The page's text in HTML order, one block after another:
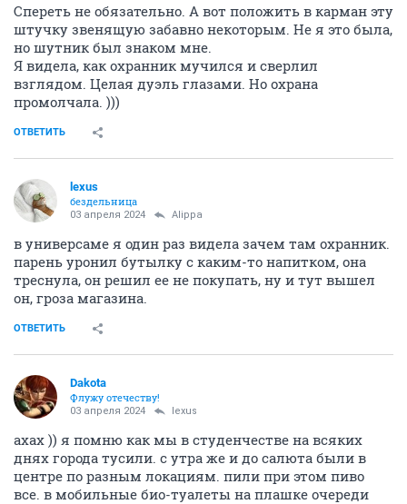
Спереть не обязательно. А вот положить в карман эту
штучку звенящую забавно некоторым. Не я это была,
но шутник был знаком мне.
Я видела, как охранник мучился и сверлил
взглядом. Целая дуэль глазами. Но охрана
промолчала. )))
ОТВЕТИТЬ
lexus
бездельница
03 апреля 2024 Alippa
в универсаме я один раз видела зачем там охранник.
парень уронил бутылку с каким-то напитком, она
треснула, он решил ее не покупать, ну и тут вышел
он, гроза магазина.
ОТВЕТИТЬ
Dаkota
Флужу отечеству!
03 апреля 2024 lexus
ахах )) я помню как мы в студенчестве на всяких
днях города тусили. с утра же и до салюта были в
центре по разным локациям. пили при этом пиво
все. в мобильные био-туалеты на плашке очереди